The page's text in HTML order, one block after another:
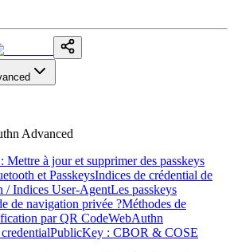
Advanced
à jour et supprimer des passkeys
et PasskeysIndices de crédential de
/ Indices User-AgentLes passkeys
de navigation privée ?Méthodes de
par QR CodeWebAuthn
: CBOR & COSE